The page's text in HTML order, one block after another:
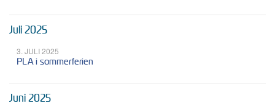
Juli 2025
3. JULI 2025
PLA i sommerferien
Juni 2025